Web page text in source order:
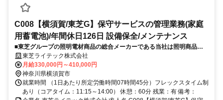
C008【横須賀/東芝G】保守サービスの管理業務(家庭
用蓄電池)/年間休日126日 設備保全/メンテナンス
■東芝グループの照明電材商品の総合メーカーである当社は照明商品で
業界トップクラスのシェアを誇ります。そんな当社にて家庭用蓄電池の
保守サービス（修理）を主体とした業務をお任せいたします。
東芝ライテック株式会社
月給330,000円～410,000円
神奈川県横須賀市
就業時間 （1日あたり所定労働時間07時間45分）フレックスタイム制
あり（コアタイム：11:15～14:00） 休憩：60分 残業：有 備考：